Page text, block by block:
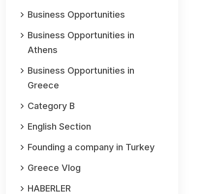
Business Opportunities
Business Opportunities in
Athens
Business Opportunities in
Greece
Category B
English Section
Founding a company in Turkey
Greece Vlog
HABERLER